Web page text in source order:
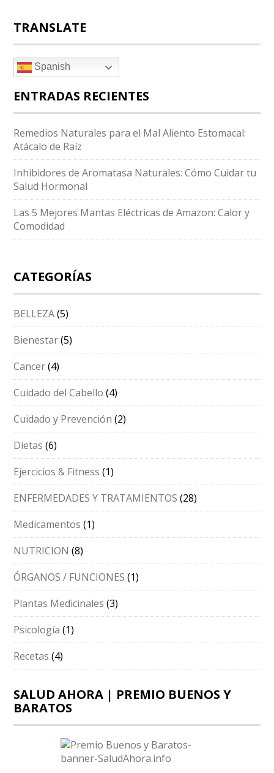
TRANSLATE
Spanish
ENTRADAS RECIENTES
Remedios Naturales para el Mal Aliento Estomacal:
Atácalo de Raíz
Inhibidores de Aromatasa Naturales: Cómo Cuidar tu
Salud Hormonal
Las 5 Mejores Mantas Eléctricas de Amazon: Calor y
Comodidad
CATEGORÍAS
BELLEZA(5)
Bienestar(5)
Cancer(4)
Cuidado del Cabello (4)
Cuidado y Prevención (2)
Dietas (6)
Ejercicios & Fitness (1)
ENFERMEDADES Y TRATAMIENTOS (28)
Medicamentos (1)
NUTRICION (8)
ÓRGANOS / FUNCIONES (1)
Plantas Medicinales (3)
Psicología (1)
Recetas (4)
SALUD AHORA | PREMIO BUENOS Y
BARATOS